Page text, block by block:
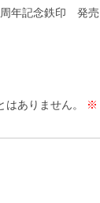
年記念鉄印 発売
ありません。 ※